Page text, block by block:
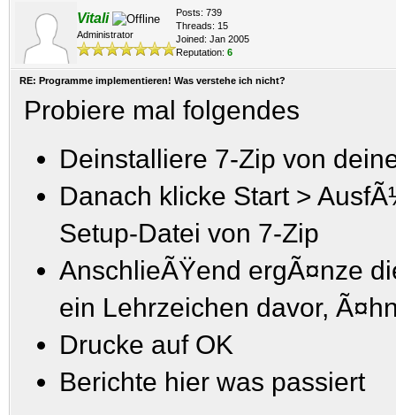
Vitali
Administrator
Posts: 739
Threads: 15
Joined: Jan 2005
Reputation: 6
RE: Programme implementieren! Was verstehe ich nicht?
Probiere mal folgendes
Deinstalliere 7-Zip von
Danach klicke Start >
Setup-Datei von 7-Zip
AnschlieÃŸend ergÃ¤nze
ein Lehrzeichen davor,
Drucke auf OK
Berichte hier was passiert